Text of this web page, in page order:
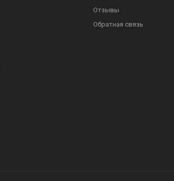
Отзывы
Обратная связь